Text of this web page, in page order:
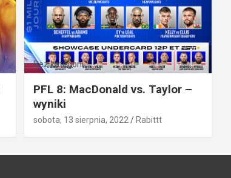
Bez kategorii
PFL 8: MacDonald vs. Taylor –
wyniki
sobota, 13 sierpnia, 2022 Rabittt